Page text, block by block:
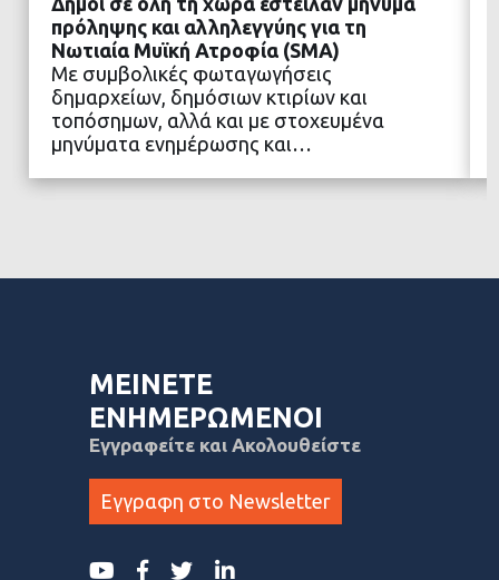
ΔΙΑΒΑΣΤΕ ΠΕΡΙΣΣΟΤΕΡΑ
πρόληψης και αλληλεγγύης για τη
Νωτιαία Μυϊκή Ατροφία (SMA)
Με συμβολικές φωταγωγήσεις
δημαρχείων, δημόσιων κτιρίων και
τοπόσημων, αλλά και με στοχευμένα
μηνύματα ενημέρωσης και…
ΜΕΙΝΕΤΕ
ΕΝΗΜΕΡΩΜΕΝΟΙ
Εγγραφείτε και Ακολουθείστε
Εγγραφη στο Newsletter